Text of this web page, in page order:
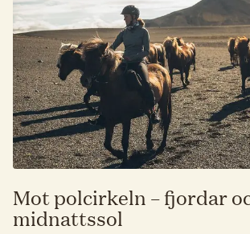
Mot polcirkeln – fjordar
midnattssol